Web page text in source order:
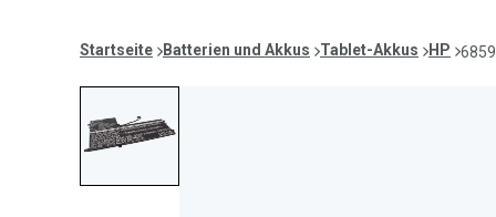
Startseite Batterien und Akkus Tablet-Akkus HP